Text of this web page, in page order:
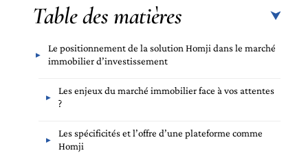
Table des matières
Le positionnement de la solution Homji dans le marché
immobilier d’investissement
Les enjeux du marché immobilier face à vos attentes
?
Les spécificités et l’offre d’une plateforme comme
Homji